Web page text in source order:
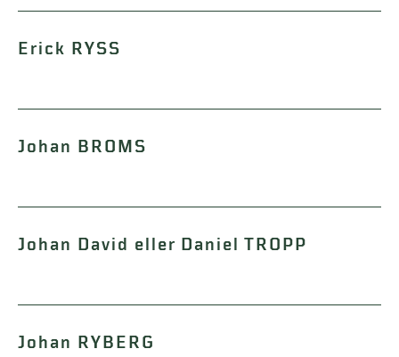
Erick RYSS
Johan BROMS
Johan David eller Daniel TROPP
Johan RYBERG